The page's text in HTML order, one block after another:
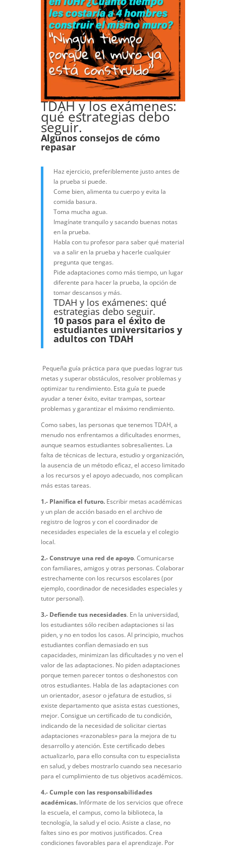
TDAH y los exámenes:
qué estrategias debo
seguir.
Algunos consejos de cómo
repasar
Haz ejercicio, preferiblemente justo antes de
la prueba si puede.
Come bien, alimenta tu cuerpo y evita la
comida basura.
Toma mucha agua.
Imagínate tranquilo y sacando buenas notas
en la prueba.
Habla con tu profesor para saber qué material
va a salir en la prueba y hacerle cualquier
pregunta que tengas.
Pide adaptaciones como más tiempo, un lugar
diferente para hacer la prueba, la opción de
tomar descansos y más.
TDAH y los exámenes: qué
estrategias debo seguir.
10 pasos para el éxito de
estudiantes universitarios y
adultos con TDAH
Pequeña guía práctica para que puedas lograr tus
metas y superar obstáculos, resolver problemas y
optimizar tu rendimiento. Esta guía te puede
ayudar a tener éxito, evitar trampas, sortear
problemas y garantizar el máximo rendimiento.
Como sabes, las personas que tenemos TDAH, a
menudo nos enfrentamos a dificultades enormes,
aunque seamos estudiantes sobresalientes. La
falta de técnicas de lectura, estudio y organización,
la ausencia de un método eficaz, el acceso limitado
a los recursos y el apoyo adecuado, nos complican
más estas tareas.
1.- Planifica el futuro.Escribir metas académicas
y un plan de acción basado en el archivo de
registro de logros y con el coordinador de
necesidades especiales de la escuela y el colegio
local.
2.- Construye una red de apoyo. Comunicarse
con familiares, amigos y otras personas. Colaborar
estrechamente con los recursos escolares (por
ejemplo, coordinador de necesidades especiales y
tutor personal).
3.- Defiende tus necesidades. En la universidad,
los estudiantes sólo reciben adaptaciones si las
piden, y no en todos los casos. Al principio, muchos
estudiantes confían demasiado en sus
capacidades, minimizan las dificultades y no ven el
valor de las adaptaciones. No piden adaptaciones
porque temen parecer tontos o deshonestos con
otros estudiantes. Habla de las adaptaciones con
un orientador, asesor o jefatura de estudios, si
existe departamento que asista estas cuestiones,
mejor. Consigue un certificado de tu condición,
indicando de la necesidad de solicitar ciertas
adaptaciones «razonables» para la mejora de tu
desarrollo y atención. Este certificado debes
actualizarlo, para ello consulta con tu especialista
en salud, y debes mostrarlo cuando sea necesario
para el cumplimiento de tus objetivos académicos.
4.- Cumple con las responsabilidades
académicas.Infórmate de los servicios que ofrece
la escuela, el campus, como la biblioteca, la
tecnología, la salud y el ocio. Asiste a clase, no
faltes sino es por motivos justificados. Crea
condiciones favorables para el aprendizaje. Por